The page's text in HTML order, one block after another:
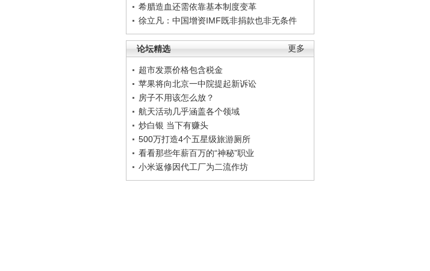
希腊造血还需依靠基本制度变革
徐立凡：中国增资IMF既非捐款也非无条件
更多
论坛精选
超市发票价格包含税金
苹果将向北京一中院提起新诉讼
房子不用该怎么放？
航天活动几乎涵盖各个领域
炒白银 当下有赚头
500万打造4个五星级旅游厕所
看看那些年薪百万的“神秘”职业
小米返修因代工厂为二流作坊